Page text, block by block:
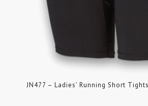
JN477 – Ladies’ Running Short